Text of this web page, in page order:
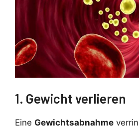
1. Gewicht verlieren
Eine Gewichtsabnahme